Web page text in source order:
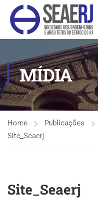
MÍDIA
Home Publicações
Site_Seaerj
Site_Seaerj